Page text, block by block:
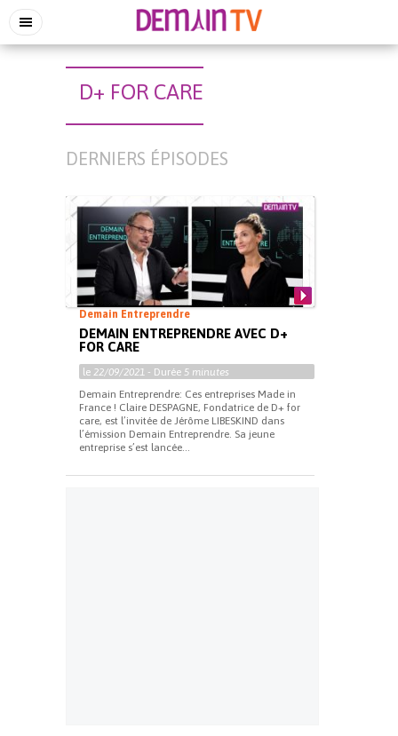
D+ FOR CARE
DERNIERS ÉPISODES
Demain Entreprendre
DEMAIN ENTREPRENDRE AVEC D+
FOR CARE
le 22/09/2021 - Durée 5 minutes
Demain Entreprendre: Ces entreprises Made in
France ! Claire DESPAGNE, Fondatrice de D+ for
care, est l’invitée de Jérôme LIBESKIND dans
l’émission Demain Entreprendre. Sa jeune
entreprise s’est lancée...